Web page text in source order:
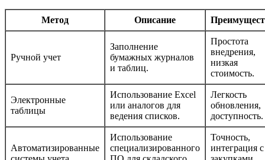
Метод Описание
Ручной учет
Заполнение
бумажных журналов
и таблиц.
Простота
внедрения,
низкая
стоимость.
Электронные
таблицы
Использование Excel
или аналогов для
ведения списков.
Легкость
обновления,
доступность.
Автоматизированные
Использование
специализированного
Точность,
интеграция с